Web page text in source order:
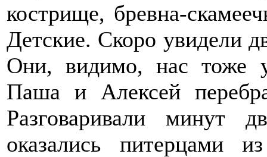
кострище, бревна-
Детские. Скоро увидели
Они, видимо, нас тоже
Паша и Алексей
Разговаривали минут
оказались питерцами